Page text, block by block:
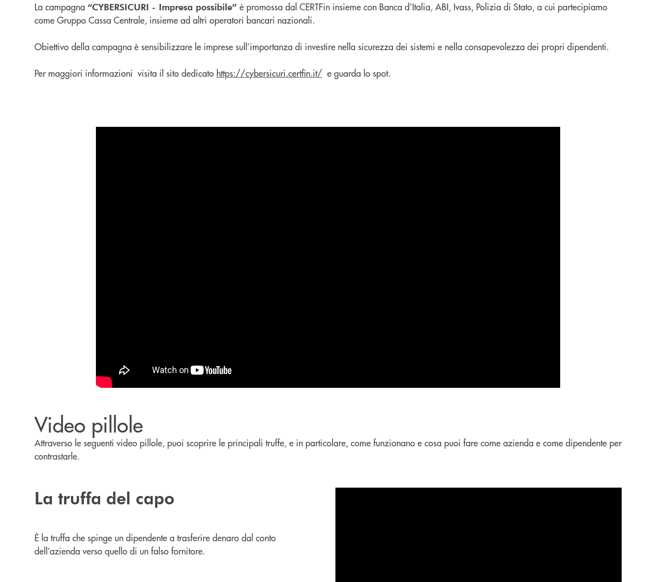
La campagna “CYBERSICURI - Impresa possibile” è promossa dal CERTFin insieme con Banca d’Italia, ABI, Ivass, Polizia di Stato, a cui partecipiamo
come Gruppo Cassa Centrale, insieme ad altri operatori bancari nazionali.
Obiettivo della campagna è sensibilizzare le imprese sull’importanza di investire nella sicurezza dei sistemi e nella consapevolezza dei propri dipendenti.
Per maggiori informazioni visita il sito dedicato https://cybersicuri.certfin.it/ e guarda lo spot.
Video pillole
Attraverso le seguenti video pillole, puoi scoprire le principali truffe, e in particolare, come funzionano e cosa puoi fare come azienda e come dipendente per
contrastarle.
La truffa del capo
È la truffa che spinge un dipendente a trasferire denaro dal conto
dell’azienda verso quello di un falso fornitore.